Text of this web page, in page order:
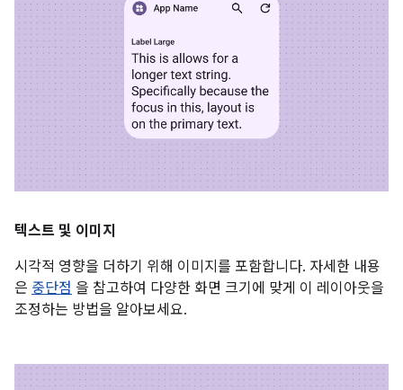
텍스트 및 이미지
시각적 영향을 더하기 위해 이미지를 포함합니다. 자세한 내용
은 중단점 을 참고하여 다양한 화면 크기에 맞게 이 레이아웃을
조정하는 방법을 알아보세요.